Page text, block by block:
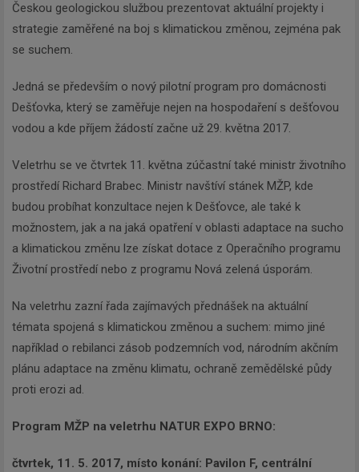
Českou geologickou službou prezentovat aktuální projekty i
strategie zaměřené na boj s klimatickou změnou, zejména pak
se suchem.
Jedná se především o nový pilotní program pro domácnosti
Dešťovka, který se zaměřuje nejen na hospodaření s dešťovou
vodou a kde příjem žádostí začne už 29. května 2017.
Veletrhu se ve čtvrtek 11. května zúčastní také ministr životního
prostředí Richard Brabec. Ministr navštíví stánek MŽP, kde
budou probíhat konzultace nejen k Dešťovce, ale také k
možnostem, jak a na jaká opatření v oblasti adaptace na sucho
a klimatickou změnu lze získat dotace z Operačního programu
Životní prostředí nebo z programu Nová zelená úsporám.
Na veletrhu zazní řada zajímavých přednášek na aktuální
témata spojená s klimatickou změnou a suchem: mimo jiné
například o rebilanci zásob podzemních vod, národním akčním
plánu adaptace na změnu klimatu, ochraně zemědělské půdy
proti erozi ad.
Program MŽP na veletrhu NATUR EXPO BRNO:
čtvrtek, 11. 5. 2017, místo konání: Pavilon F, centrální